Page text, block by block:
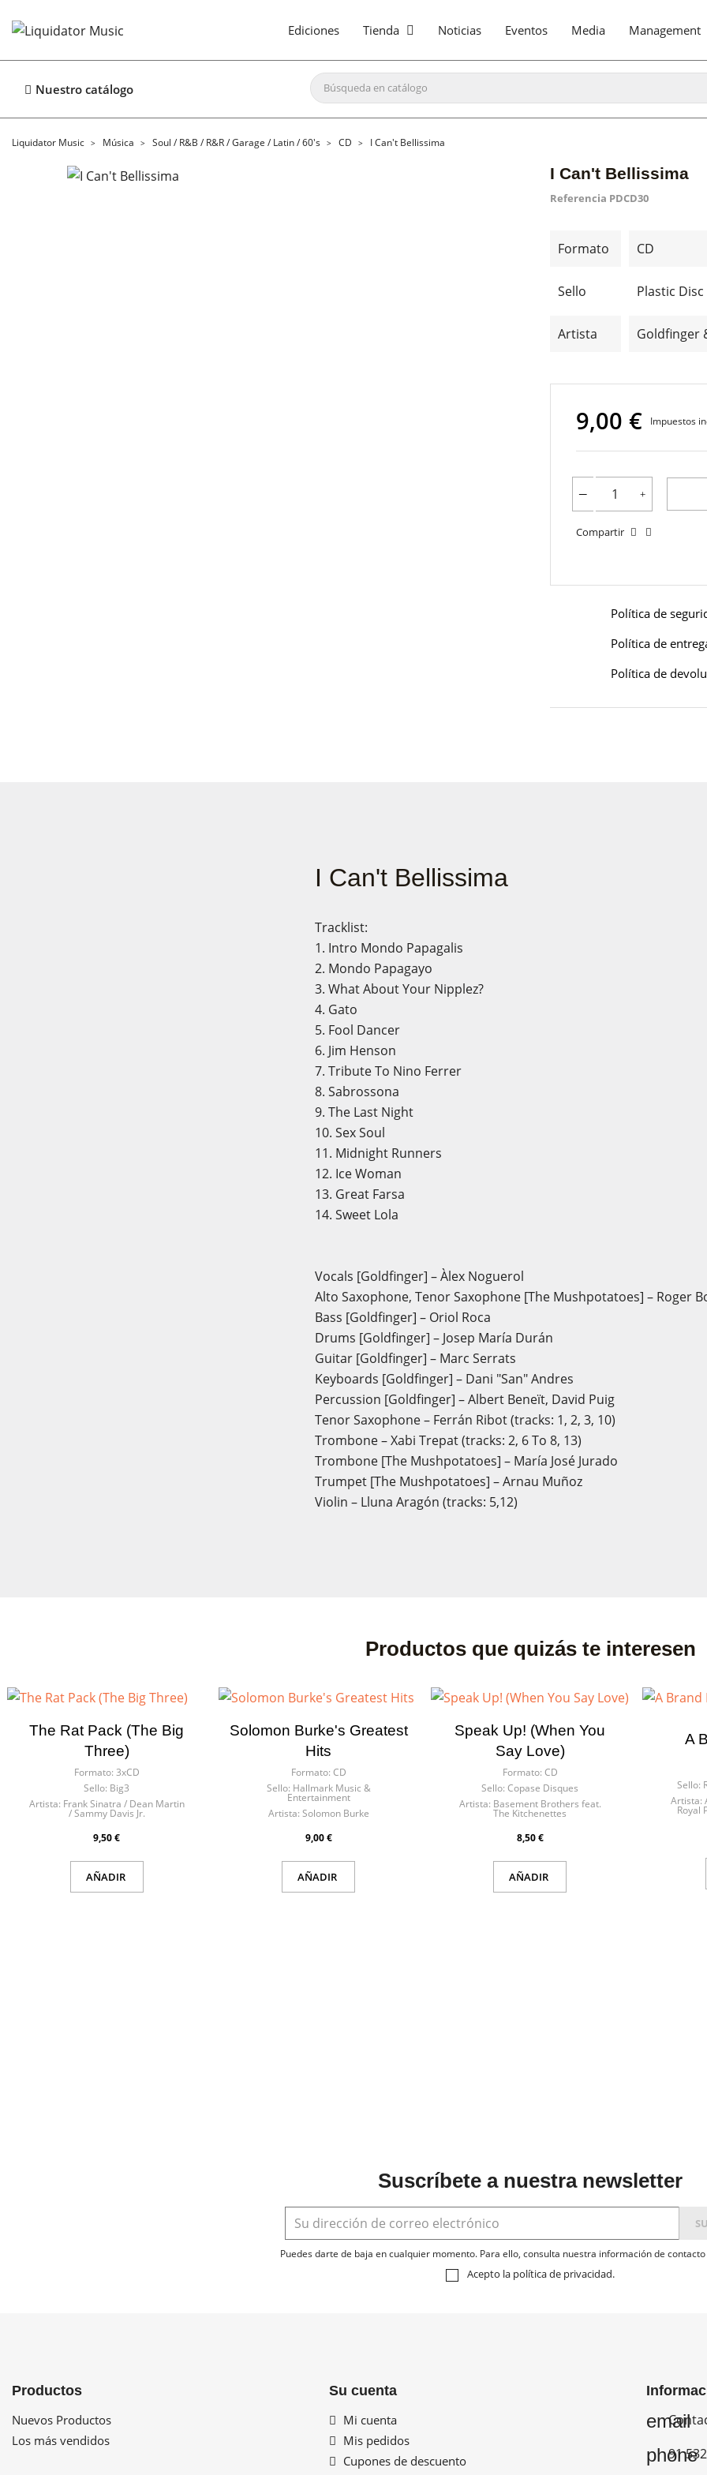
Ediciones Tienda Noticias Eventos Media Management
Nuestro catálogo
Liquidator Music Música Soul / R&B / R&R / Garage / Latin / 60's CD I Can't Bellissima
I Can't Bellissima
Referencia PDCD30
Formato CD
Sello Plastic Disc
Artista Goldfinger
9,00 € Impuestos
Compartir
Política de
Política de
Política de
I Can't Bellissima
Tracklist:
1. Intro Mondo Papagalis
2. Mondo Papagayo
3. What About Your Nipplez?
4. Gato
5. Fool Dancer
6. Jim Henson
7. Tribute To Nino Ferrer
8. Sabrossona
9. The Last Night
10. Sex Soul
11. Midnight Runners
12. Ice Woman
13. Great Farsa
14. Sweet Lola
Vocals [Goldfinger] – Àlex Noguerol
Alto Saxophone, Tenor Saxophone [The Mushpotatoes] – Roger
Bass [Goldfinger] – Oriol Roca
Drums [Goldfinger] – Josep María Durán
Guitar [Goldfinger] – Marc Serrats
Keyboards [Goldfinger] – Dani "San" Andres
Percussion [Goldfinger] – Albert Beneït, David Puig
Tenor Saxophone – Ferrán Ribot (tracks: 1, 2, 3, 10)
Trombone – Xabi Trepat (tracks: 2, 6 To 8, 13)
Trombone [The Mushpotatoes] – María José Jurado
Trumpet [The Mushpotatoes] – Arnau Muñoz
Violin – Lluna Aragón (tracks: 5,12)
Productos que quizás te interesen
The Rat Pack (The Big
Three)
Formato: 3xCD
Sello: Big3
Artista: Frank Sinatra / Dean Martin
/ Sammy Davis Jr.
9,50 €
AÑADIR
Solomon Burke's Greatest
Hits
Formato: CD
Sello: Hallmark Music &
Entertainment
Artista: Solomon Burke
9,00 €
AÑADIR
Speak Up! (When You
Say Love)
Formato: CD
Sello: Copase Disques
Artista: Basement Brothers feat.
The Kitchenettes
8,50 €
AÑADIR
A
Sello:
Artista:
Royal
Suscríbete a nuestra newsletter
Puedes darte de baja en cualquier momento. Para ello, consulta nuestra información de
Acepto la política de privacidad.
Productos
Nuevos Productos
Los más vendidos
Su cuenta
Mi cuenta
Mis pedidos
Cupones de descuento
email
phone
91